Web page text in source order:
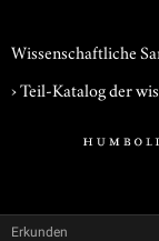
Wissenschaftliche
› Teil-Katalog der
Erkunden